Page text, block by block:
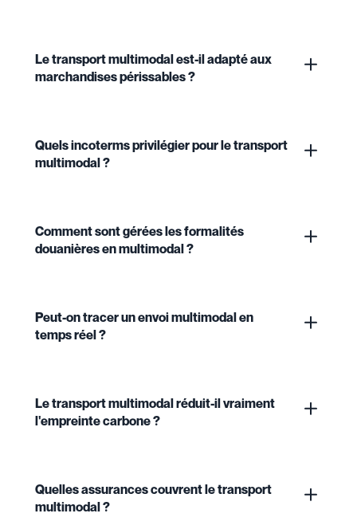
Le transport multimodal est-il adapté aux
marchandises périssables ?
Quels incoterms privilégier pour le transport
multimodal ?
Comment sont gérées les formalités
douanières en multimodal ?
Peut-on tracer un envoi multimodal en
temps réel ?
Le transport multimodal réduit-il vraiment
l'empreinte carbone ?
Quelles assurances couvrent le transport
multimodal ?